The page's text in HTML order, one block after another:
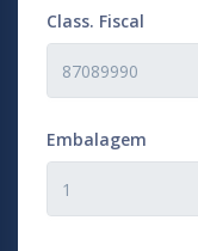
Class. Fiscal
Embalagem